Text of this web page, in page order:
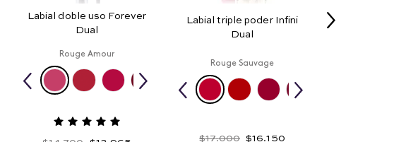
Labial doble uso Forever
Dual
Rouge Amour
Labial triple poder Infini
Dual
Rouge Sauvage
$17.000 $16.150